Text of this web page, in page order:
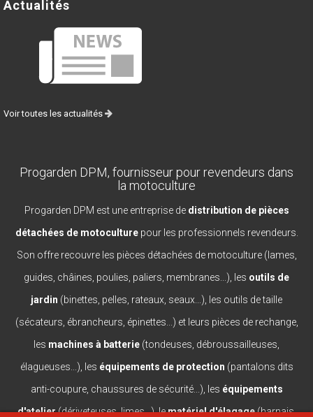
Actualités
Voir toutes les actualités
Progarden DPM, fournisseur pour revendeurs dans
la motoculture
Progarden DPM est une entreprise de distribution de pièces
détachées de motoculturepour les professionnels revendeurs.
Son offre recouvre les pièces détachées de motoculture (lames,
guides, châines, poulies, paliers, membranes...), les outils de
jardin (binettes, pelles, rateaux, seaux...), les outils de taille
(sécateurs, ébrancheurs, épinettes...) et leurs pièces de rechange,
les machines à batterie (tondeuses, débroussailleuses,
élagueuses...), les équipements de protection (pantalons dits
anti-coupure, chaussures de sécurité...), les équipements
d'atelier(dériveteuses, limes...), lematériel d'élagage(harnais,